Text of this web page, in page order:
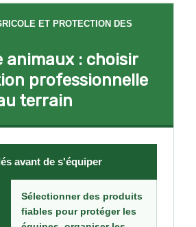
ET PROTECTION DES
animaux : choisir
professionnelle
terrain
avant de s'équiper
Sélectionner des produits
fiables pour protéger les